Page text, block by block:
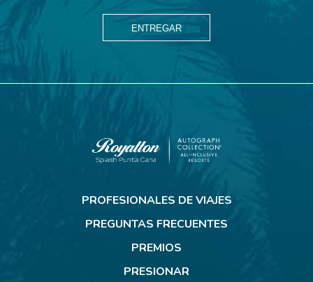
ENTREGAR
Punta
Cana
PROFESIONALES DE VIAJES
PREGUNTAS FRECUENTES
PREMIOS
PRESIONAR